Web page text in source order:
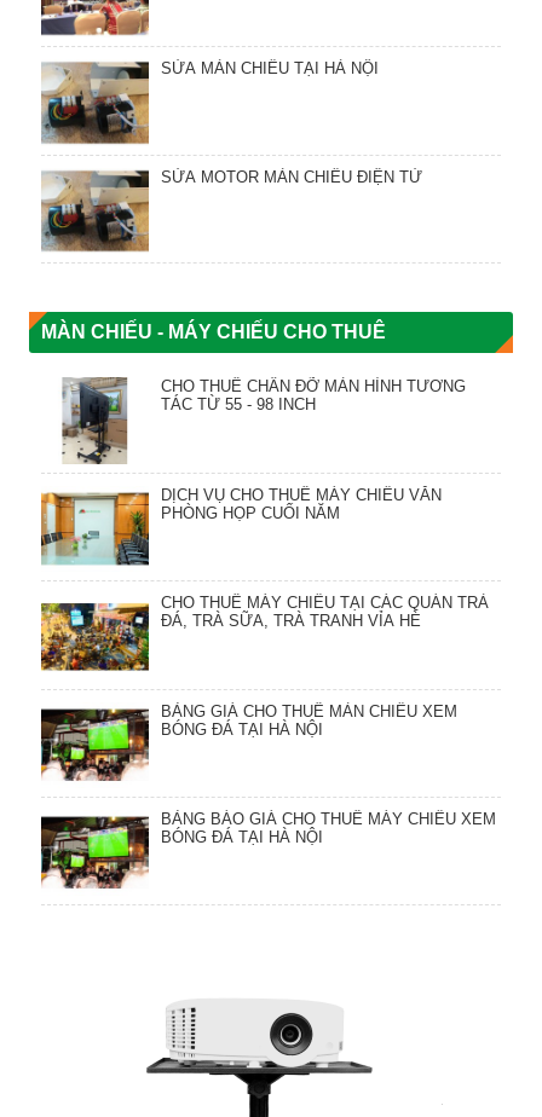
SỬA MÀN CHIẾU TẠI HÀ NỘI
SỬA MOTOR MÀN CHIẾU ĐIỆN TỬ
MÀN CHIẾU - MÁY CHIẾU CHO THUÊ
CHO THUÊ CHÂN ĐỠ MÀN HÌNH TƯƠNG
TÁC TỪ 55 - 98 INCH
DỊCH VỤ CHO THUÊ MÁY CHIẾU VĂN
PHÒNG HỌP CUỐI NĂM
CHO THUÊ MÁY CHIẾU TẠI CÁC QUÁN TRÀ
ĐÁ, TRÀ SỮA, TRÀ TRANH VỈA HÈ
BẢNG GIÁ CHO THUÊ MÀN CHIẾU XEM
BÓNG ĐÁ TẠI HÀ NỘI
BẢNG BÁO GIÁ CHO THUÊ MÁY CHIẾU XEM
BÓNG ĐÁ TẠI HÀ NỘI